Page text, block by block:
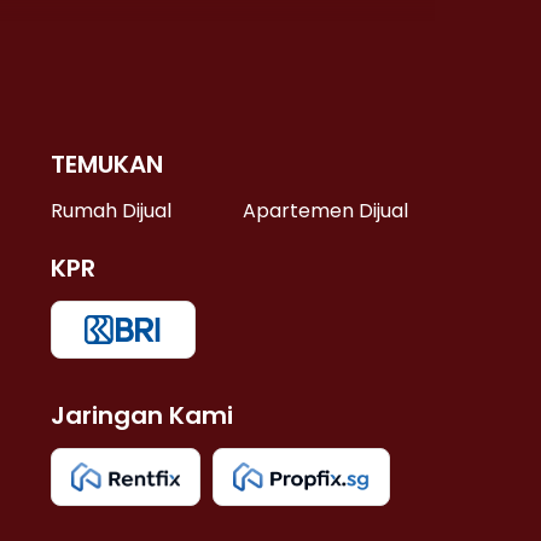
TEMUKAN
Rumah Dijual Apartemen Dijual
KPR
Jaringan Kami